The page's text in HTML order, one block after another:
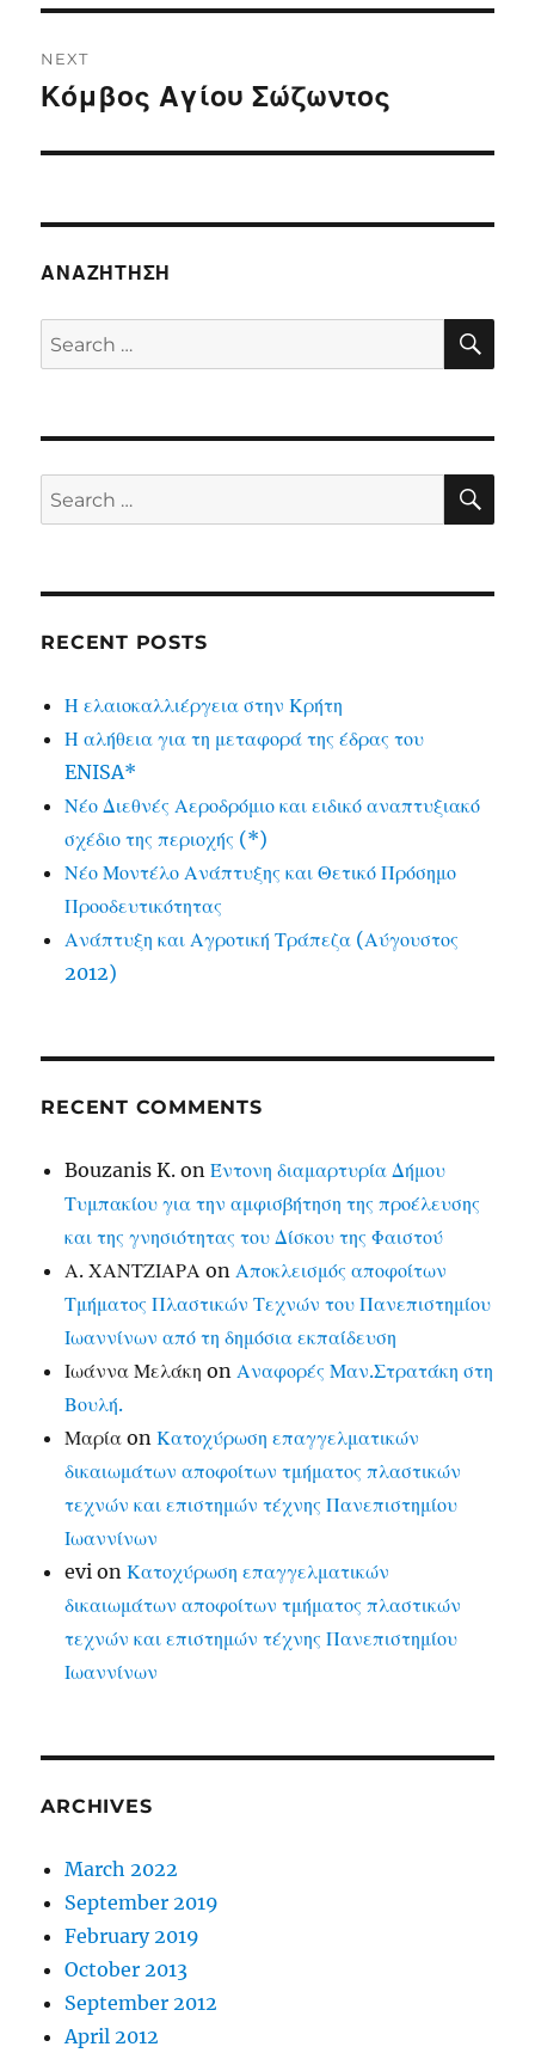
NEXT
Next
Κόμβος Αγίου Σώζωντος
ΑΝΑΖΉΤΗΣΗ
Search
for:
Search
for:
RECENT POSTS
Η ελαιοκαλλιέργεια στην Κρήτη
Η αλήθεια για τη μεταφορά της έδρας του
ENISA*
Νέο Διεθνές Αεροδρόμιο και ειδικό αναπτυξιακό
σχέδιο της περιοχής (*)
Νέο Μοντέλο Ανάπτυξης και Θετικό Πρόσημο
Προοδευτικότητας
Ανάπτυξη και Αγροτική Τράπεζα (Αύγουστος
2012)
RECENT COMMENTS
Bouzanis K. onΈντονη διαμαρτυρία Δήμου
Τυμπακίου για την αμφισβήτηση της προέλευσης
και της γνησιότητας του Δίσκου της Φαιστού
Α. ΧΑΝΤΖΙΑΡΑ onΑποκλεισμός αποφοίτων
Τμήματος Πλαστικών Τεχνών του Πανεπιστημίου
Ιωαννίνων από τη δημόσια εκπαίδευση
Ιωάννα Μελάκη onΑναφορές Μαν.Στρατάκη στη
Βουλή.
Μαρία onΚατοχύρωση επαγγελματικών
δικαιωμάτων αποφοίτων τμήματος πλαστικών
τεχνών και επιστημών τέχνης Πανεπιστημίου
Ιωαννίνων
evi onΚατοχύρωση επαγγελματικών
δικαιωμάτων αποφοίτων τμήματος πλαστικών
τεχνών και επιστημών τέχνης Πανεπιστημίου
Ιωαννίνων
ARCHIVES
March 2022
September 2019
February 2019
October 2013
September 2012
April 2012